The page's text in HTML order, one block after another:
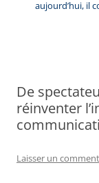
aujourd’hui, il
De
réinventer
Laisser un